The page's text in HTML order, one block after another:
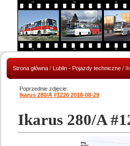
Strona główna / Lublin - Pojazdy techniczne /
Poprzednie zdjęcie:
Ikarus 280/A #1226 2018-08-29
Ikarus 280/A